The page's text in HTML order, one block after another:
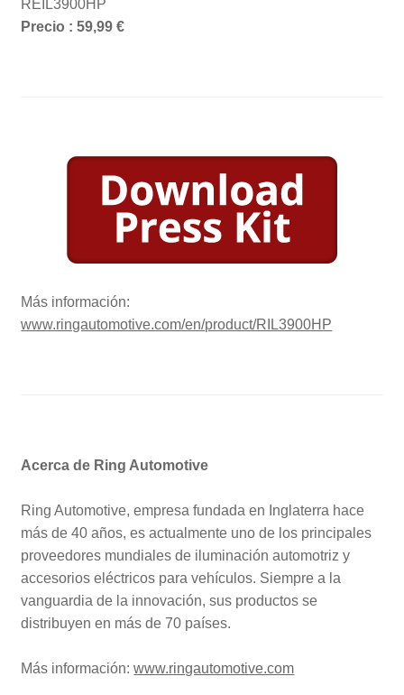
REIL3900HP
Precio : 59,99 €
Más información:
www.ringautomotive.com/en/product/RIL3900HP
Acerca de Ring Automotive
Ring Automotive, empresa fundada en Inglaterra hace
más de 40 años, es actualmente uno de los principales
proveedores mundiales de iluminación automotriz y
accesorios eléctricos para vehículos. Siempre a la
vanguardia de la innovación, sus productos se
distribuyen en más de 70 países.
Más información:www.ringautomotive.com